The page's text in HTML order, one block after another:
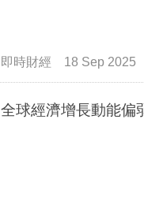
即時財經 18 Sep 2025
全球經濟增長動能偏